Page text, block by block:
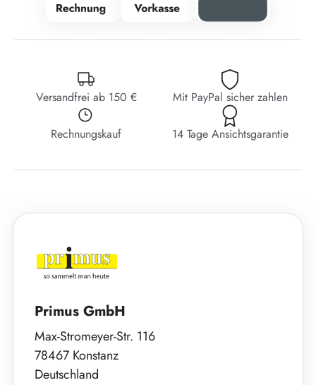
Versandfrei ab 150 € Mit PayPal sicher zahlen
Rechnungskauf 14 Tage Ansichtsgarantie
Primus GmbH
Max-Stromeyer-Str. 116
78467 Konstanz
Deutschland